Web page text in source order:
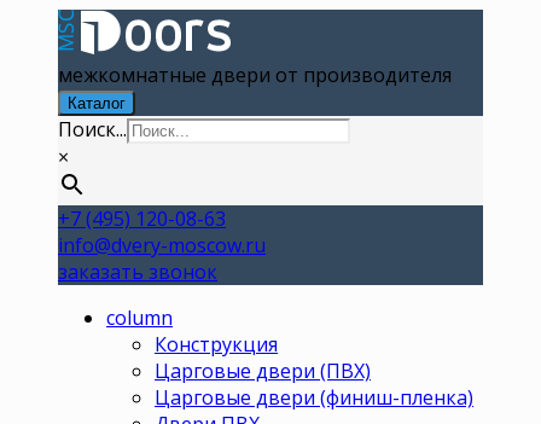
межкомнатные двери от производителя
Каталог
Поиск...
×
+7 (495) 120-08-63
info@dvery-moscow.ru
заказать звонок
column
Конструкция
Царговые двери (ПВХ)
Царговые двери (финиш-пленка)